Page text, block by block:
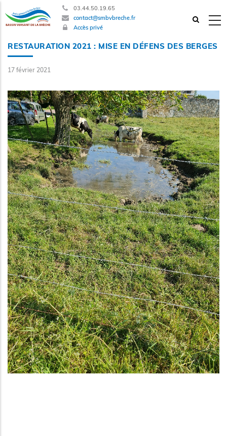
au
principal
03.44.50.19.65
contact@smbvbreche.fr
Accès privé
RESTAURATION 2021 : MISE EN DÉFENS DES BERGES
17 février 2021